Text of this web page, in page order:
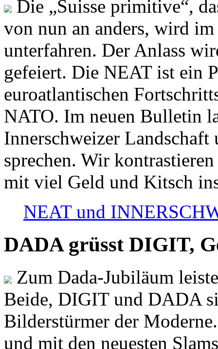
Die „Suisse primitive“,
von nun an anders, wird
unterfahren. Der Anlass
gefeiert. Die NEAT ist ein
euroatlantischen
NATO. Im neuen Bulletin
Innerschweizer
sprechen. Wir
mit viel Geld und Kitsch
NEAT und
DADA grüsst DIGIT,
Zum Dada-Jubiläum
Beide, DIGIT und DADA
Bilderstürmer der
und mit den neuesten